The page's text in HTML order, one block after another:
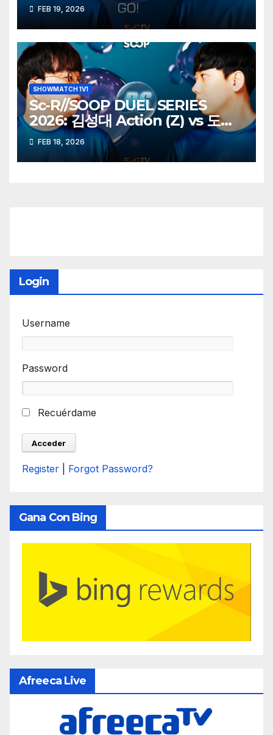
FEB 19, 2026
SHOWMATCH 1V1
Sc-R//SOOP DUEL SERIES
2026: 김성대 Action (Z) vs 도재
욱 Best (P)
FEB 18, 2026
Login
Username
Password
Recuérdame
Register Forgot Password?
Gana Con Bing
Afreeca Live